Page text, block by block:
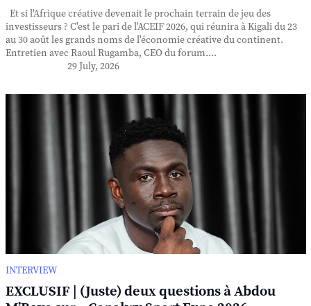
Et si l'Afrique créative devenait le prochain terrain de jeu des
investisseurs ? C'est le pari de l'ACEIF 2026, qui réunira à Kigali du 23
au 30 août les grands noms de l'économie créative du continent.
Entretien avec Raoul Rugamba, CEO du forum....
29 July, 2026
INTERVIEW
EXCLUSIF | (Juste) deux questions à Abdou